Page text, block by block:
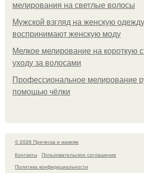
мелирования на светлые волосы
Мужской взгляд на женскую
воспринимают женскую моду
Мелкое мелирование на короткую
уходу за волосами
Профессиональное мелирование
помощью чёлки
© 2026 Прическа и макияж
Контакты
Пользовательское соглашение
Политика конфидециальности